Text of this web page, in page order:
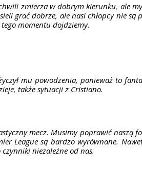
zmierza w dobrym kierunku, ale
grać dobrze, ale nasi chłopcy nie są
momentu dojdziemy.
mu powodzenia, ponieważ to
także sytuacji z Cristiano.
mecz. Musimy poprawić naszą
League są bardzo wyrównane.
niezależne od nas.